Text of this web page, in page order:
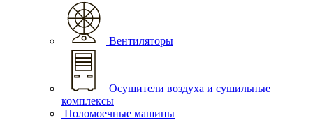
Вентиляторы
Осушители воздуха и сушильные
комплексы
Поломоечные машины